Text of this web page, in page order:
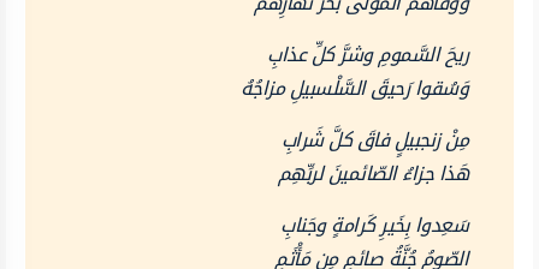
ريحَ السَّمومِ وشرَّ كلِّ عذابِ
وَسُقوا رَحيقَ السَّلْسبيلِ مزاجُهُ
مِنْ زنجبيلٍ فاقَ كلَّ شَرابِ
هَذا جزاءُ الصّائمينَ لربِّهِم
سَعِدوا بِخَيرِ كَرامةٍ وجَنابِ
الصّومُ جُنَّةُ صائمٍ مِن مَأْثَمٍ